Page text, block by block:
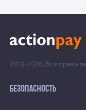
2010-2026, Все права
БЕЗОПАСНОСТЬ